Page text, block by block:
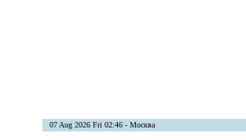
07 Aug 2026 Fri 02:46 - Москва